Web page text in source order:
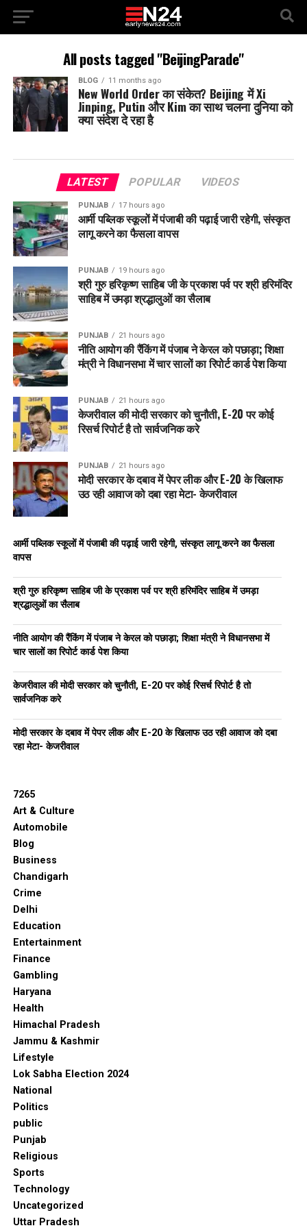
All posts tagged "BeijingParade"
BLOG 11 months ago
New World Order का संकेत? Beijing में Xi
Jinping, Putin और Kim का साथ चलना दुनिया को
क्या संदेश दे रहा है
LATEST POPULAR VIDEOS
PUNJAB 17 hours ago
आर्मी पब्लिक स्कूलों में पंजाबी की पढ़ाई जारी रहेगी, संस्कृत
लागू करने का फैसला वापस
PUNJAB 19 hours ago
श्री गुरु हरिकृष्ण साहिब जी के प्रकाश पर्व पर श्री हरिमंदिर
साहिब में उमड़ा श्रद्धालुओं का सैलाब
PUNJAB 21 hours ago
नीति आयोग की रैंकिंग में पंजाब ने केरल को पछाड़ा; शिक्षा
मंत्री ने विधानसभा में चार सालों का रिपोर्ट कार्ड पेश किया
PUNJAB 21 hours ago
केजरीवाल की मोदी सरकार को चुनौती, E-20 पर कोई
रिसर्च रिपोर्ट है तो सार्वजनिक करे
PUNJAB 21 hours ago
मोदी सरकार के दबाव में पेपर लीक और E-20 के खिलाफ
उठ रही आवाज को दबा रहा मेटा- केजरीवाल
आर्मी पब्लिक स्कूलों में पंजाबी की पढ़ाई जारी रहेगी, संस्कृत लागू करने का फैसला
वापस
श्री गुरु हरिकृष्ण साहिब जी के प्रकाश पर्व पर श्री हरिमंदिर साहिब में उमड़ा
श्रद्धालुओं का सैलाब
नीति आयोग की रैंकिंग में पंजाब ने केरल को पछाड़ा; शिक्षा मंत्री ने विधानसभा में
चार सालों का रिपोर्ट कार्ड पेश किया
केजरीवाल की मोदी सरकार को चुनौती, E-20 पर कोई रिसर्च रिपोर्ट है तो
सार्वजनिक करे
मोदी सरकार के दबाव में पेपर लीक और E-20 के खिलाफ उठ रही आवाज को दबा
रहा मेटा- केजरीवाल
7265
Art & Culture
Automobile
Blog
Business
Chandigarh
Crime
Delhi
Education
Entertainment
Finance
Gambling
Haryana
Health
Himachal Pradesh
Jammu & Kashmir
Lifestyle
Lok Sabha Election 2024
National
Politics
public
Punjab
Religious
Sports
Technology
Uncategorized
Uttar Pradesh